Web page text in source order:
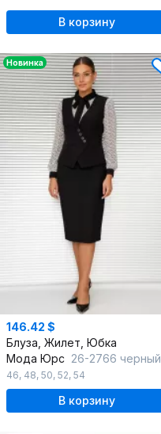
В корзину
Новинка
146.42 $
Блуза, Жилет, Юбка
Мода Юрс 26-2766 черный_цветы
46, 48, 50, 52, 54
В корзину